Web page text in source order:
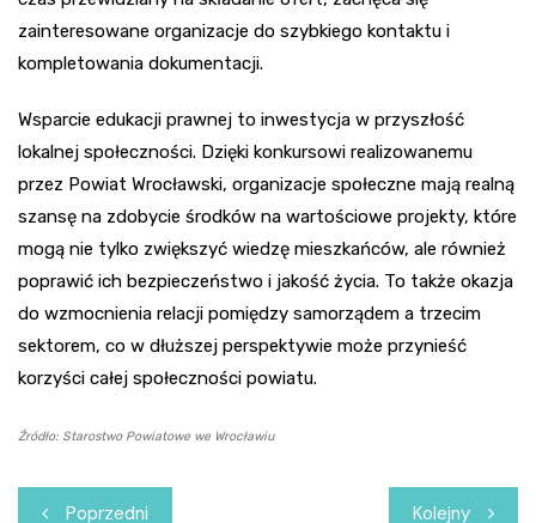
zainteresowane organizacje do szybkiego kontaktu i
kompletowania dokumentacji.
Wsparcie edukacji prawnej to inwestycja w przyszłość
lokalnej społeczności. Dzięki konkursowi realizowanemu
przez Powiat Wrocławski, organizacje społeczne mają realną
szansę na zdobycie środków na wartościowe projekty, które
mogą nie tylko zwiększyć wiedzę mieszkańców, ale również
poprawić ich bezpieczeństwo i jakość życia. To także okazja
do wzmocnienia relacji pomiędzy samorządem a trzecim
sektorem, co w dłuższej perspektywie może przynieść
korzyści całej społeczności powiatu.
Źródło: Starostwo Powiatowe we Wrocławiu
Nawigacja
Poprzedni Kolejny